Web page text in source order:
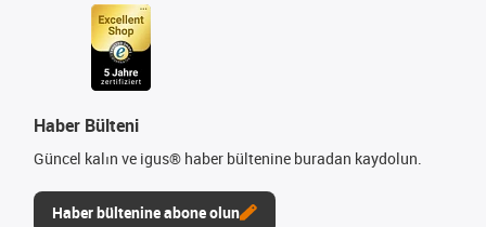
Haber Bülteni
Güncel kalın ve igus® haber bültenine buradan kaydolun.
Haber bültenine abone olun